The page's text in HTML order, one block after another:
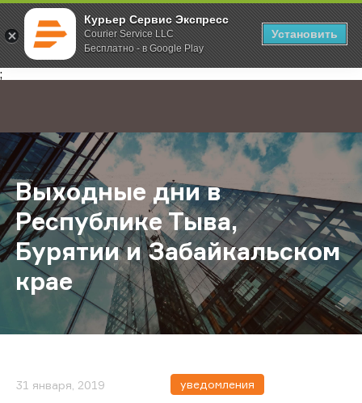
Курьер Сервис Экспресс
Courier Service LLC
Бесплатно - в Google Play
Установить
;
Главная О компании Новости Выходные дни в Республике
Выходные дни в
Республике Тыва,
Бурятии и Забайкальском
крае
31 января, 2019 уведомления